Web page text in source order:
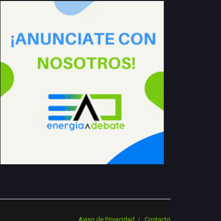
Aviso de Privacidad Contacto